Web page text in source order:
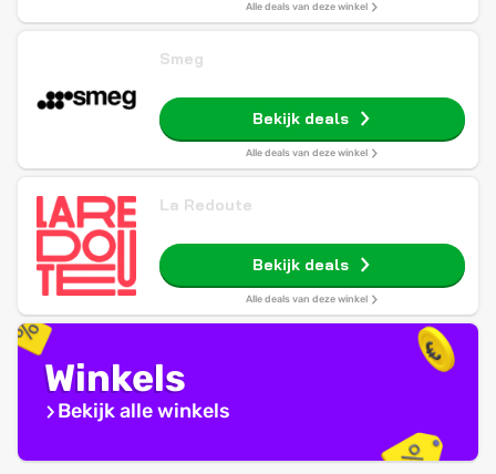
Alle deals van deze winkel
Smeg
Bekijk deals
Alle deals van deze winkel
La Redoute
Bekijk deals
Alle deals van deze winkel
Winkels
Bekijk alle winkels